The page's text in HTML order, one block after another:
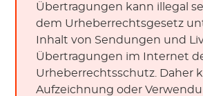
Übertragungen kann illegal
dem Urheberrechtsgesetz
Inhalt von Sendungen und
Übertragungen im Internet
Urheberrechtsschutz. Daher
Aufzeichnung oder